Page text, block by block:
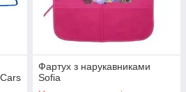
Фартух з нарукавниками
Sofia